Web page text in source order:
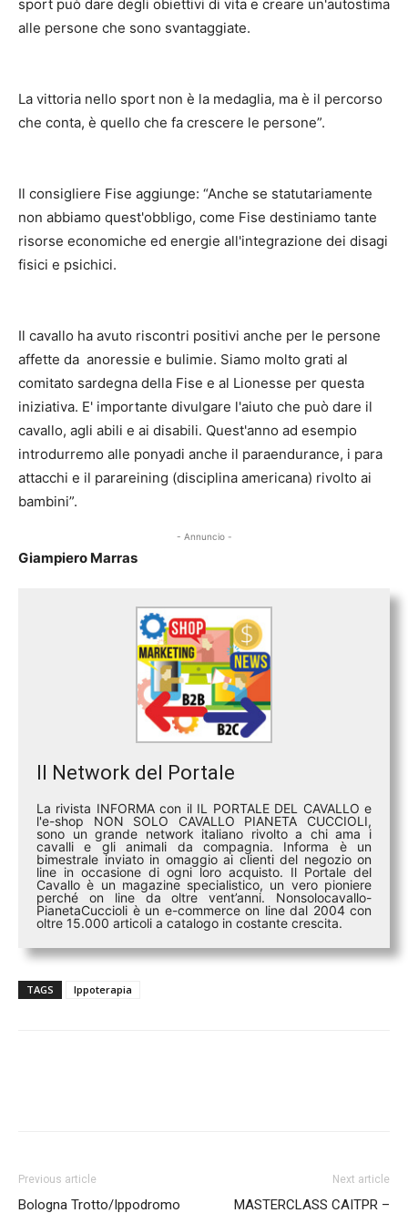
sport può dare degli obiettivi di vita e creare un'autostima
alle persone che sono svantaggiate.
La vittoria nello sport non è la medaglia, ma è il percorso
che conta, è quello che fa crescere le persone”.
Il consigliere Fise aggiunge: “Anche se statutariamente
non abbiamo quest'obbligo, come Fise destiniamo tante
risorse economiche ed energie all'integrazione dei disagi
fisici e psichici.
Il cavallo ha avuto riscontri positivi anche per le persone
affette da anoressie e bulimie. Siamo molto grati al
comitato sardegna della Fise e al Lionesse per questa
iniziativa. E' importante divulgare l'aiuto che può dare il
cavallo, agli abili e ai disabili. Quest'anno ad esempio
introdurremo alle ponyadi anche il paraendurance, i para
attacchi e il parareining (disciplina americana) rivolto ai
bambini”.
- Annuncio -
Giampiero Marras
Il Network del Portale
La rivista INFORMA con il IL PORTALE DEL CAVALLO e
l'e-shop NON SOLO CAVALLO PIANETA CUCCIOLI,
sono un grande network italiano rivolto a chi ama i
cavalli e gli animali da compagnia. Informa è un
bimestrale inviato in omaggio ai clienti del negozio on
line in occasione di ogni loro acquisto. Il Portale del
Cavallo è un magazine specialistico, un vero pioniere
perché on line da oltre vent’anni. Nonsolocavallo-
PianetaCuccioli è un e-commerce on line dal 2004 con
oltre 15.000 articoli a catalogo in costante crescita.
TAGS Ippoterapia
Previous article
Bologna Trotto/Ippodromo
Next article
MASTERCLASS CAITPR –